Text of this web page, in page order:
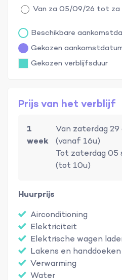
Van za 05/09/26 tot
Beschikbare
Gekozen
Gekozen verblijfsduur
Prijs van het verblijf
1
week
Van zaterdag
(vanaf 16u)
Tot zaterdag 05
(tot 10u)
Huurprijs
Airconditioning
Elektriciteit
Elektrische wagen
Lakens en handdoeken
Verwarming
Water